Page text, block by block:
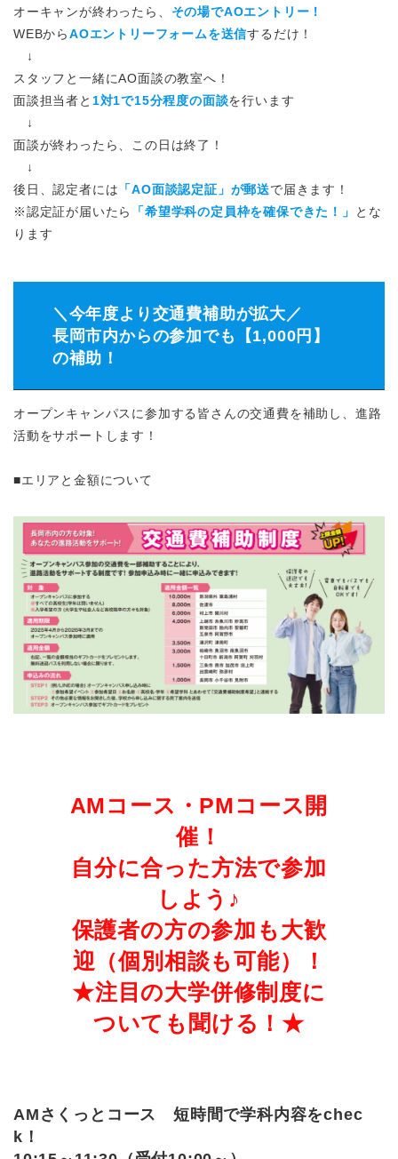
オーキャンが終わったら、 その場でAOエントリー！
WEBからAOエントリーフォームを送信するだけ！
↓
スタッフと一緒にAO面談の教室へ！
面談担当者と 1対1で15分程度の面談を行います
↓
面談が終わったら、この日は終了！
↓
後日、認定者には 「AO面談認定証」が郵送で届きます！
※認定証が届いたら
「希望学科の定員枠を確保できた！」
とな
ります
＼今年度より交通費補助が拡大／
長岡市内からの参加でも【1,000円】
の補助！
オープンキャンパスに参加する皆さんの交通費を補助し、進路
活動をサポートします！
■エリアと金額について
AMコース・PMコース開
催！
自分に合った方法で参加
しよう♪
保護者の方の参加も大歓
迎（個別相談も可能）！
★注目の大学併修制度に
ついても聞ける！★
AMさくっとコース 短時間で学科内容をchec
k！